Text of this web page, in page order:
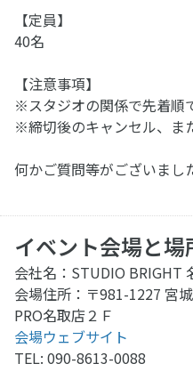
【定員】
40名
【注意事項】
※スタジオの関係で先着順
※締切後のキャンセル、ま
何かご質問等がございまし
イベント会場と場
会社名：STUDIO BRIGHT
会場住所：〒981-1227 宮
PRO名取店２Ｆ
会場ウェブサイト
TEL: 090-8613-0088